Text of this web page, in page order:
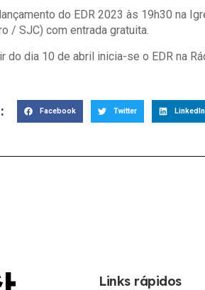
do EDR 2023 às 19h30 na
/ SJC) com entrada gratuita.
do dia 10 de abril inicia-se o EDR na
Facebook Twitter LinkedIn
Links rápidos